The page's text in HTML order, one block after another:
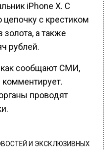
iPhone X. С
цепочку с крестиком
а также
рублей.
как сообщают СМИ,
проводят
И ЭКСКЛЮЗИВНЫХ